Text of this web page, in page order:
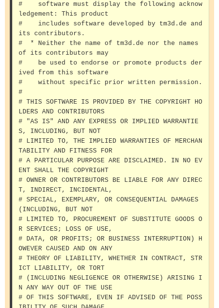
#    software must display the following acknow
ledgement: This product
#    includes software developed by tm3d.de and
its contributors.
#  * Neither the name of tm3d.de nor the names
of its contributors may
#    be used to endorse or promote products der
ived from this software
#    without specific prior written permission.
#
# THIS SOFTWARE IS PROVIDED BY THE COPYRIGHT HO
LDERS AND CONTRIBUTORS
# "AS IS" AND ANY EXPRESS OR IMPLIED WARRANTIE
S, INCLUDING, BUT NOT
# LIMITED TO, THE IMPLIED WARRANTIES OF MERCHAN
TABILITY AND FITNESS FOR
# A PARTICULAR PURPOSE ARE DISCLAIMED. IN NO EV
ENT SHALL THE COPYRIGHT
# OWNER OR CONTRIBUTORS BE LIABLE FOR ANY DIREC
T, INDIRECT, INCIDENTAL,
# SPECIAL, EXEMPLARY, OR CONSEQUENTIAL DAMAGES
(INCLUDING, BUT NOT
# LIMITED TO, PROCUREMENT OF SUBSTITUTE GOODS O
R SERVICES; LOSS OF USE,
# DATA, OR PROFITS; OR BUSINESS INTERRUPTION) H
OWEVER CAUSED AND ON ANY
# THEORY OF LIABILITY, WHETHER IN CONTRACT, STR
ICT LIABILITY, OR TORT
# (INCLUDING NEGLIGENCE OR OTHERWISE) ARISING I
N ANY WAY OUT OF THE USE
# OF THIS SOFTWARE, EVEN IF ADVISED OF THE POSS